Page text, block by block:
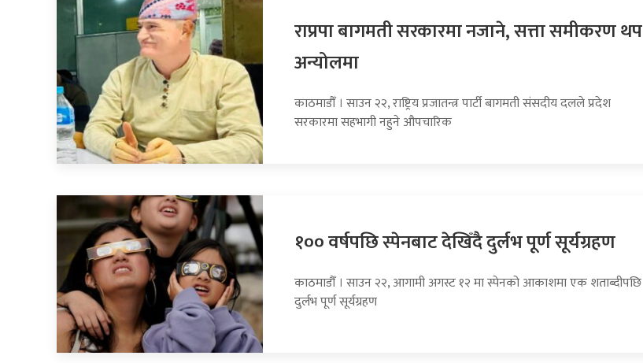
राप्रपा बागमती सरकारमा नजाने, सत्ता समीकरण थप
अन्योलमा
काठमाडौँ । साउन २२, राष्ट्रिय प्रजातन्त्र पार्टी बागमती संसदीय दलले प्रदेश
सरकारमा सहभागी नहुने औपचारिक
१०० वर्षपछि स्पेनबाट देखिँदै दुर्लभ पूर्ण सूर्यग्रहण
काठमाडौँ । साउन २२, आगामी अगस्ट १२ मा स्पेनको आकाशमा एक शताब्दीपछि
दुर्लभ पूर्ण सूर्यग्रहण